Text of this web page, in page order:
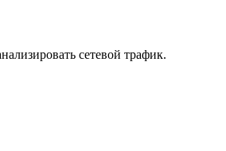
сетевой трафик.